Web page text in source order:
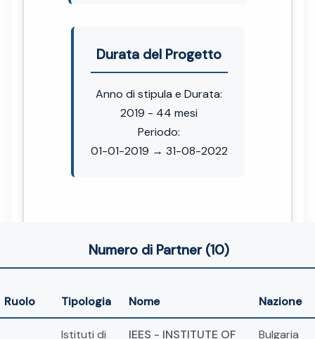
Durata del Progetto
Anno di stipula e Durata:
2019 - 44 mesi
Periodo:
01-01-2019 → 31-08-2022
Numero di Partner (10)
Ruolo Tipologia Nome Nazione
Istituti di IEES - INSTITUTE OF Bulgaria